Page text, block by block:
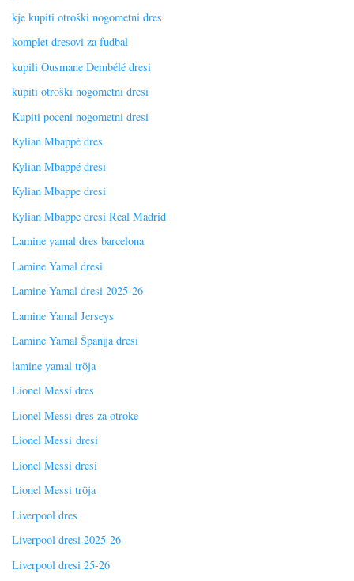
kje kupiti otroški nogometni dres
komplet dresovi za fudbal
kupili Ousmane Dembélé dresi
kupiti otroški nogometni dresi
Kupiti poceni nogometni dresi
Kylian Mbappé dres
Kylian Mbappé dresi
Kylian Mbappe dresi
Kylian Mbappe dresi Real Madrid
Lamine yamal dres barcelona
Lamine Yamal dresi
Lamine Yamal dresi 2025-26
Lamine Yamal Jerseys
Lamine Yamal Španija dresi
lamine yamal tröja
Lionel Messi dres
Lionel Messi dres za otroke
Lionel Messi dresi
Lionel Messi dresi
Lionel Messi tröja
Liverpool dres
Liverpool dresi 2025-26
Liverpool dresi 25-26